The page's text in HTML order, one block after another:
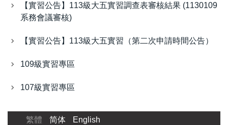
【實習公告】113級大五實習調查表審核結果 (1130109
系務會議審核)
【實習公告】113級大五實習（第二次申請時間公告）
109級實習專區
107級實習專區
繁體 简体 English